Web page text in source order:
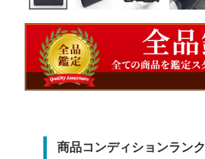
商品コンディションランク